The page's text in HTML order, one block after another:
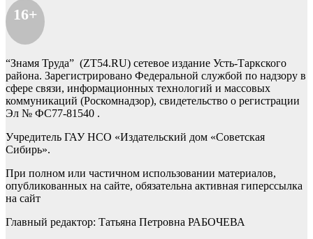
16+
“Знамя Труда” (ZT54.RU) сетевое издание Усть-Таркского
района. Зарегистрировано Федеральной службой по надзору в
сфере связи, информационных технологий и массовых
коммуникаций (Роскомнадзор), свидетельство о регистрации
Эл № ФС77-81540 .
Учредитель ГАУ НСО «Издательский дом «Советская
Сибирь».
При полном или частичном использовании материалов,
опубликованных на сайте, обязательна активная гиперссылка
на сайт
Главный редактор: Татьяна Петровна РАБОЧЕВА